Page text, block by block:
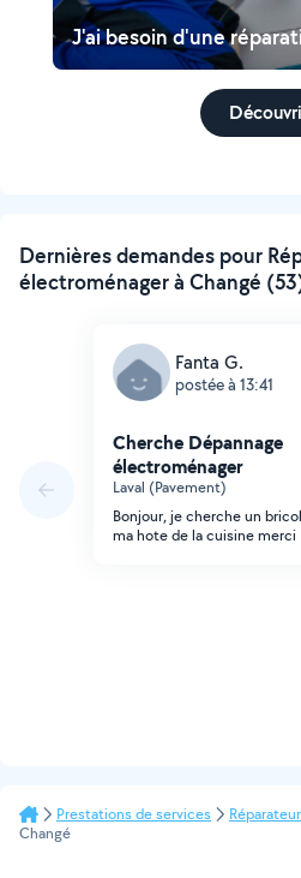
J'ai besoin d'une
Dernières demandes pour
électroménager à Changé
Fanta G.
postée à 13:41
Cherche Dépannage
électroménager
Laval (Pavement)
Bonjour, je cherche un
ma hote de la cuisine merci
Prestations de services
Changé